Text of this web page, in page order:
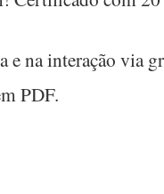
e na interação via
PDF.